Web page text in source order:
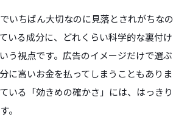
いちばん大切なのに見落とされがちなの
いる成分に、どれくらい科学的な裏付け
う視点です。広告のイメージだけで選ぶ
に高いお金を払ってしまうこともありま
いる「効きめの確かさ」には、はっきり
。